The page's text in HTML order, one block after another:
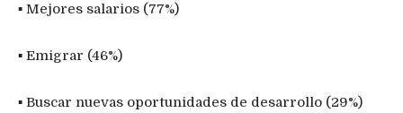
▪ Mejores salarios (77%)
▪ Emigrar (46%)
▪ Buscar nuevas oportunidades de desarrollo (29%)